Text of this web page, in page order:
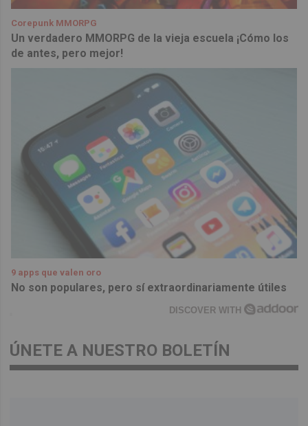
Corepunk MMORPG
Un verdadero MMORPG de la vieja escuela ¡Cómo los
de antes, pero mejor!
9 apps que valen oro
No son populares, pero sí extraordinariamente útiles
DISCOVER WITH
ÚNETE A NUESTRO BOLETÍN